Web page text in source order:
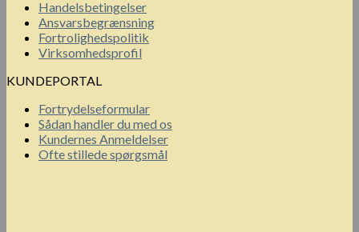
Handelsbetingelser
Ansvarsbegrænsning
Fortrolighedspolitik
Virksomhedsprofil
KUNDEPORTAL
Fortrydelseformular
Sådan handler du med os
Kundernes Anmeldelser
Ofte stillede spørgsmål